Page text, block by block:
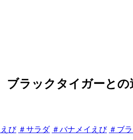
ラックタイガーとの
えび ＃サラダ ＃バナメイえび ＃ブ